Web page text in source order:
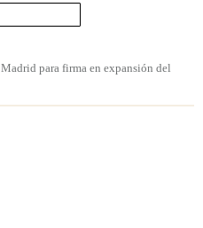
para firma en expansión del